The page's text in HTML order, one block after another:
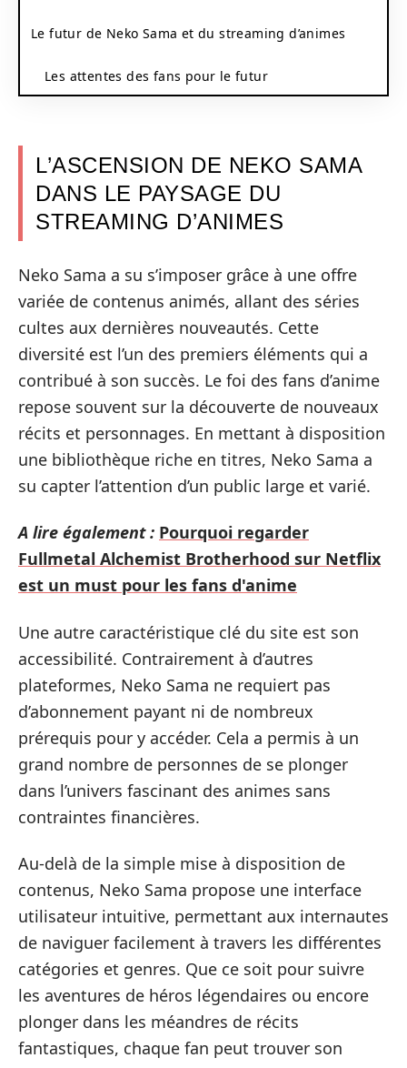
Le futur de Neko Sama et du streaming d’animes
Les attentes des fans pour le futur
L’ASCENSION DE NEKO SAMA
DANS LE PAYSAGE DU
STREAMING D’ANIMES
Neko Sama a su s’imposer grâce à une offre
variée de contenus animés, allant des séries
cultes aux dernières nouveautés. Cette
diversité est l’un des premiers éléments qui a
contribué à son succès. Le foi des fans d’anime
repose souvent sur la découverte de nouveaux
récits et personnages. En mettant à disposition
une bibliothèque riche en titres, Neko Sama a
su capter l’attention d’un public large et varié.
A lire également : Pourquoi regarder
Fullmetal Alchemist Brotherhood sur Netflix
est un must pour les fans d'anime
Une autre caractéristique clé du site est son
accessibilité. Contrairement à d’autres
plateformes, Neko Sama ne requiert pas
d’abonnement payant ni de nombreux
prérequis pour y accéder. Cela a permis à un
grand nombre de personnes de se plonger
dans l’univers fascinant des animes sans
contraintes financières.
Au-delà de la simple mise à disposition de
contenus, Neko Sama propose une interface
utilisateur intuitive, permettant aux internautes
de naviguer facilement à travers les différentes
catégories et genres. Que ce soit pour suivre
les aventures de héros légendaires ou encore
plonger dans les méandres de récits
fantastiques, chaque fan peut trouver son